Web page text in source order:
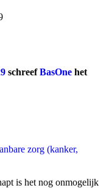
schreefBasOne het
zorg (kanker,
is het nog onmogelijk